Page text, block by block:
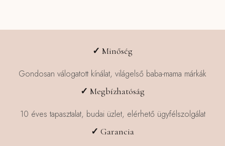
változatok
termékoldalon
választhatók
termékoldalon
✓ Minőség
Gondosan válogatott kínálat, világelső baba-mama márkák
✓ Megbízhatóság
10 éves tapasztalat, budai üzlet, elérhető ügyfélszolgálat
✓ Garancia